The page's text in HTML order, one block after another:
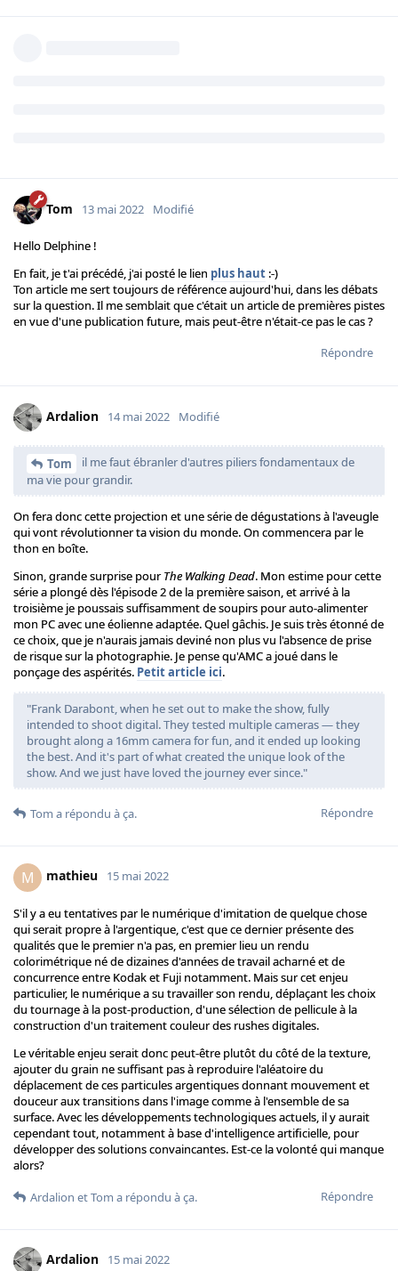
Tom 13 mai 2022 Modifié
Hello Delphine !
En fait, je t'ai précédé, j'ai posté le lien plus haut :-)
Ton article me sert toujours de référence aujourd'hui, dans les débats
sur la question. Il me semblait que c'était un article de premières pistes
en vue d'une publication future, mais peut-être n'était-ce pas le cas ?
Répondre
Ardalion 14 mai 2022 Modifié
Tom
il me faut ébranler d'autres piliers fondamentaux de
ma vie pour grandir.
On fera donc cette projection et une série de dégustations à l'aveugle
qui vont révolutionner ta vision du monde. On commencera par le
thon en boîte.
Sinon, grande surprise pourThe Walking Dead. Mon estime pour cette
série a plongé dès l'épisode 2 de la première saison, et arrivé à la
troisième je poussais suffisamment de soupirs pour auto-alimenter
mon PC avec une éolienne adaptée. Quel gâchis. Je suis très étonné de
ce choix, que je n'aurais jamais deviné non plus vu l'absence de prise
de risque sur la photographie. Je pense qu'AMC a joué dans le
ponçage des aspérités. Petit article ici.
"Frank Darabont, when he set out to make the show, fully
intended to shoot digital. They tested multiple cameras — they
brought along a 16mm camera for fun, and it ended up looking
the best. And it's part of what created the unique look of the
show. And we just have loved the journey ever since."
Répondre
Tom a répondu à ça.
M mathieu 15 mai 2022
S'il y a eu tentatives par le numérique d'imitation de quelque chose
qui serait propre à l'argentique, c'est que ce dernier présente des
qualités que le premier n'a pas, en premier lieu un rendu
colorimétrique né de dizaines d'années de travail acharné et de
concurrence entre Kodak et Fuji notamment. Mais sur cet enjeu
particulier, le numérique a su travailler son rendu, déplaçant les choix
du tournage à la post-production, d'une sélection de pellicule à la
construction d'un traitement couleur des rushes digitales.
Le véritable enjeu serait donc peut-être plutôt du côté de la texture,
ajouter du grain ne suffisant pas à reproduire l'aléatoire du
déplacement de ces particules argentiques donnant mouvement et
douceur aux transitions dans l'image comme à l'ensemble de sa
surface. Avec les développements technologiques actuels, il y aurait
cependant tout, notamment à base d'intelligence artificielle, pour
développer des solutions convaincantes. Est-ce la volonté qui manque
alors?
Répondre
Ardalion etTom a répondu à ça.
Ardalion 15 mai 2022